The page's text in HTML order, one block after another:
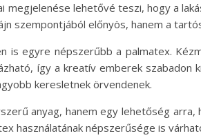
megjelenése lehetővé teszi, hogy a
szempontjából előnyös, hanem a
is egyre népszerűbb a palmatex.
így a kreatív emberek
keresletnek örvendenek.
anyag, hanem egy lehetőség
használatának népszerűsége is